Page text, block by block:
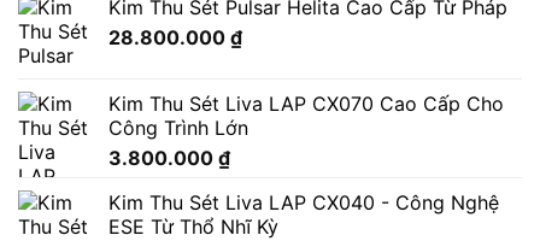
Kim Thu Sét Pulsar Helita Cao Cấp Từ Pháp
28.800.000 ₫
Kim Thu Sét Liva LAP CX070 Cao Cấp Cho
Công Trình Lớn
3.800.000 ₫
Kim Thu Sét Liva LAP CX040 - Công Nghệ
ESE Từ Thổ Nhĩ Kỳ